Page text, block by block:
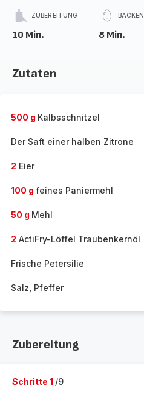
ZUBEREITUNG
10 Min.
BACKEN
8 Min.
Zutaten
500 g Kalbsschnitzel
Der Saft einer halben Zitrone
2 Eier
100 g feines Paniermehl
50 g Mehl
2 ActiFry-Löffel Traubenkernöl
Frische Petersilie
Salz, Pfeffer
Zubereitung
Schritte 1 /9